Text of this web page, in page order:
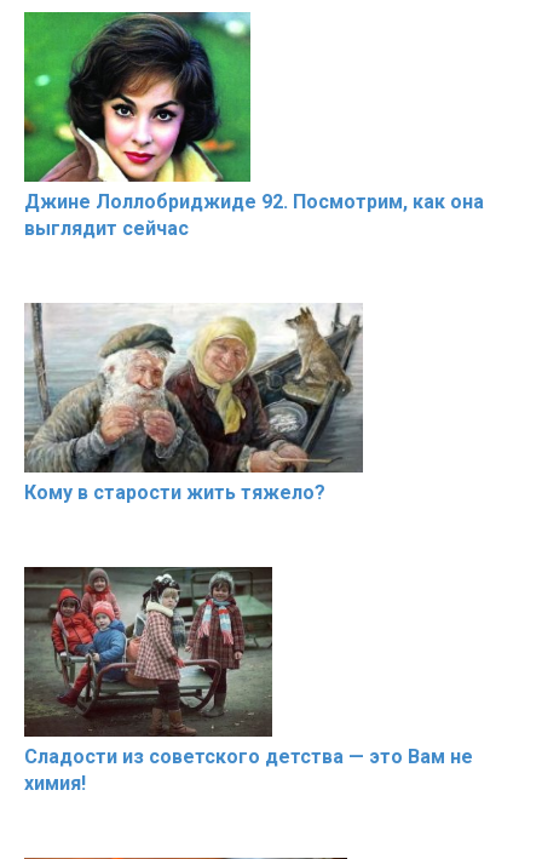
Джине Лоллобриджиде 92. Посмотрим, как она
выглядит сейчас
Кому в старости жить тяжело?
Сладости из советского детства — это Вам не
химия!